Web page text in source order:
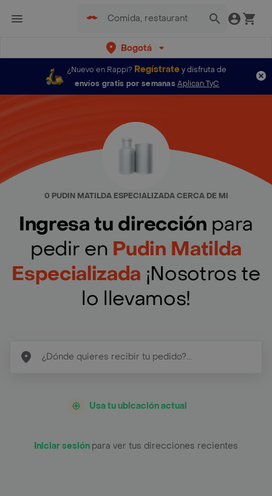
Bogotá
¿Nuevo en Rappi? Regístratey disfruta de
envíos gratis por semanas Aplican TyC
0 PUDIN MATILDA ESPECIALIZADA CERCA DE MI
Ingresa tu dirección para
pedir en Pudin Matilda
Especializada ¡Nosotros te
lo llevamos!
Usa tu ubicación actual
Iniciar sesión para ver tus direcciones recientes